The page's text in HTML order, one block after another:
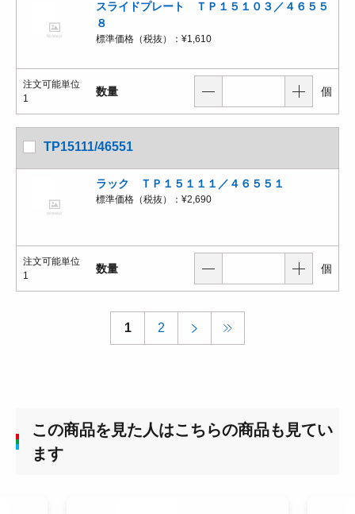
スライドプレート ＴＰ１５１０３／４６５５
８
標準価格（税抜）： ¥1,610
注文可能単位
1
数量 個
TP15111/46551
ラック ＴＰ１５１１１／４６５５１
標準価格（税抜）： ¥2,690
注文可能単位
1
数量 個
1 2
この商品を見た人はこちらの商品も見てい
ます